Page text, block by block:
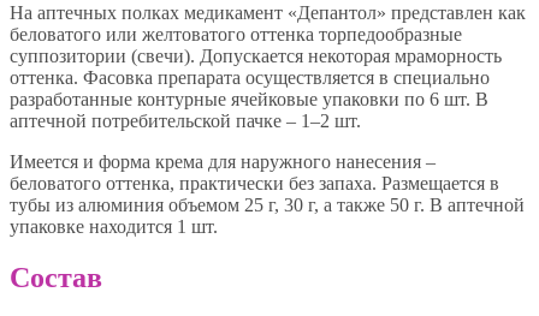
На аптечных полках медикамент «Депантол» представлен как
беловатого или желтоватого оттенка торпедообразные
суппозитории (свечи). Допускается некоторая мраморность
оттенка. Фасовка препарата осуществляется в специально
разработанные контурные ячейковые упаковки по 6 шт. В
аптечной потребительской пачке – 1–2 шт.
Имеется и форма крема для наружного нанесения –
беловатого оттенка, практически без запаха. Размещается в
тубы из алюминия объемом 25 г, 30 г, а также 50 г. В аптечной
упаковке находится 1 шт.
Состав